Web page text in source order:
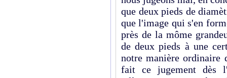
que deux pieds de
que l'image qui s'en
près de la môme
de deux pieds à une
notre manière ordinaire
fait ce jugement dès